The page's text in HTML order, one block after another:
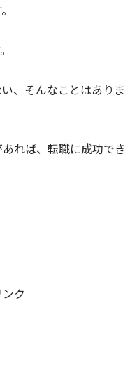
、そんなことはありま
れば、転職に成功でき
ク